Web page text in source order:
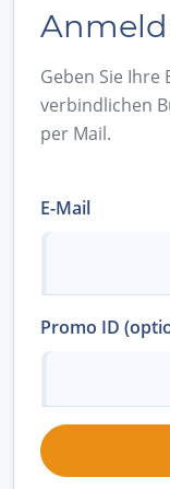
Geben Sie Ihre
verbindlichen
per Mail.
E-Mail
Promo ID